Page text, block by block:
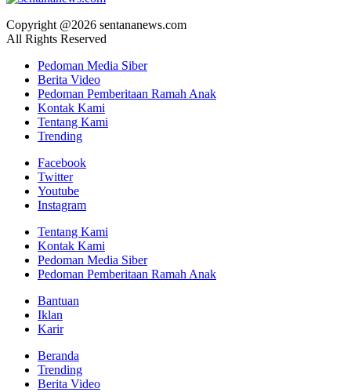
Copyright @2026 sentananews.com
All Rights Reserved
Pedoman Media Siber
Berita Video
Pedoman Pemberitaan Ramah Anak
Kontak Kami
Tentang Kami
Trending
Facebook
Twitter
Youtube
Instagram
Tentang Kami
Kontak Kami
Pedoman Media Siber
Pedoman Pemberitaan Ramah Anak
Bantuan
Iklan
Karir
Beranda
Trending
Berita Video